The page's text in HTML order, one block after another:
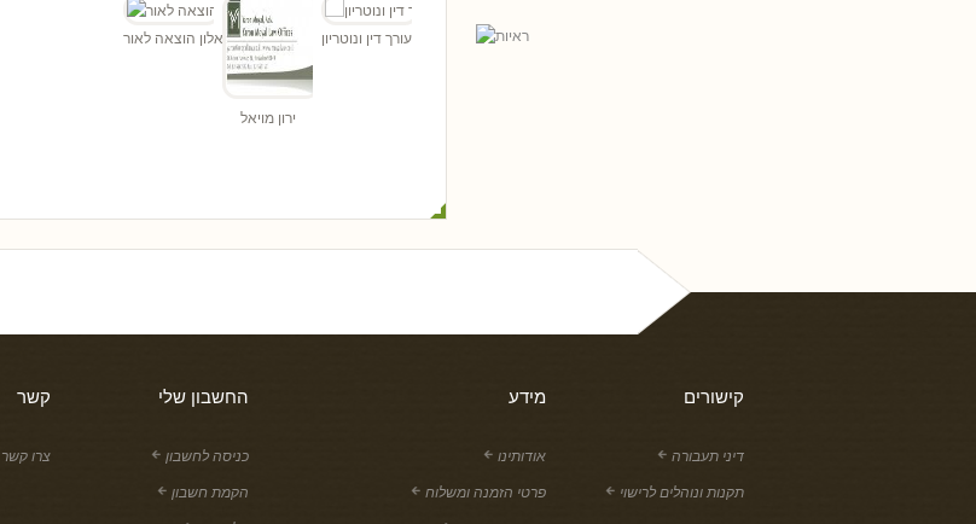
אלון הוצאה לאור
ירון מויאל
שי כהן - עורך דין ונוטריוןטלי חץ, עו"ד ארז רוח
קשר
צרו קשר
החשבון שלי
כניסה לחשבון
הקמת חשבון
מידע
אודותינו
פרטי הזמנה ומשלוח
קישורים
דיני תעבורה
תקנות ונוהלים לרישוי